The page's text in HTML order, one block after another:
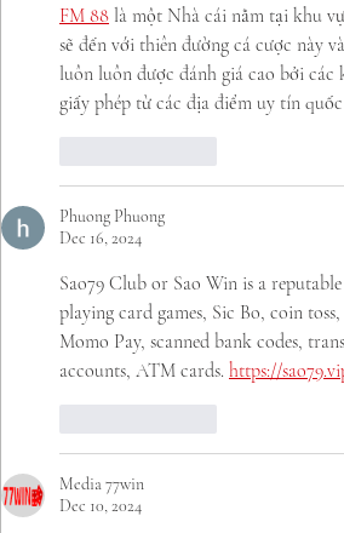
FM 88 là một Nhà cái nằm tại khu
sẽ đến với thiên đường cá cược này
luôn luôn được đánh giá cao bởi
giấy phép từ các địa điểm uy tín
Phuong Phuong
Dec 16, 2024
Sao79 Club or Sao Win is a
playing card games, Sic Bo, coin
Momo Pay, scanned bank codes,
accounts, ATM cards. https://
Media 77win
Dec 10, 2024